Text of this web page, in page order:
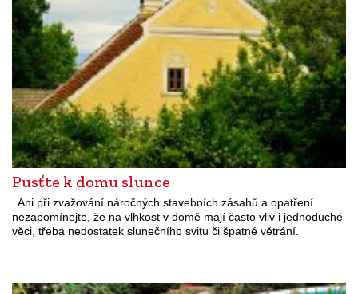
Pusťte k domu slunce
Ani při zvažování náročných stavebních zásahů a opatření
nezapomínejte, že na vlhkost v domě mají často vliv i jednoduché
věci, třeba nedostatek slunečního svitu či špatné větrání.